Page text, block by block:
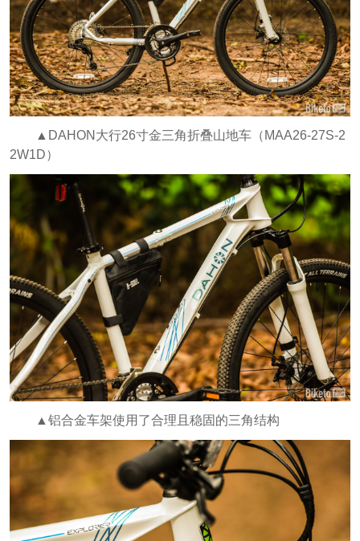
▲DAHON大行26寸金三角折叠山地车（MAA26-27S-2
2W1D）
▲铝合金车架使用了合理且稳固的三角结构